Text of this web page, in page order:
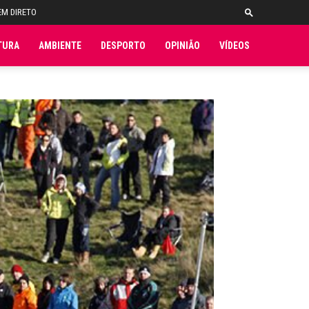
DIRETO
AMBIENTE DESPORTO OPINIÃO VÍDEOS